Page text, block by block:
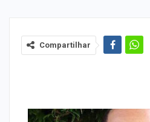
Compartilhar